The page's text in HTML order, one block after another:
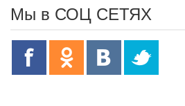
Мы в СОЦ СЕТЯХ